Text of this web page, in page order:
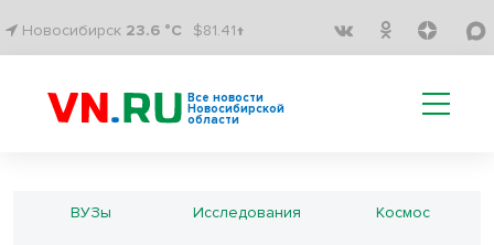
Новосибирск 23.6 °C $81.41↑
Все новости
Новосибирской
области
ВУЗы Исследования Космос